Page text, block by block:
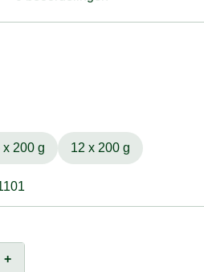
x 200 g 12 x 200 g
+